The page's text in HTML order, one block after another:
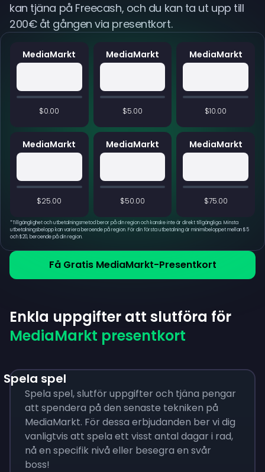
Få Gratis MediaMarkt-Presentkort
MediaMarkt
$0.00
MediaMarkt
$5.00
MediaMarkt
$10.00
MediaMarkt
$25.00
MediaMarkt
$50.00
MediaMarkt
$75.00
*Tillgänglighet och utbetalningsmetod beror på din region och kanske inte är direkt tillgängliga. Minsta
utbetalningsbelopp kan variera beroende på region. För din första utbetalning är minimibeloppet mellan $5
och $20, beroende på din region.
kan tjäna på Freecash, och du kan ta ut upp till
200€ åt gången via presentkort.
Enkla uppgifter att slutföra för
MediaMarkt presentkort
Spela spel
Spela spel, slutför uppgifter och tjäna pengar
att spendera på den senaste tekniken på
MediaMarkt. För dessa erbjudanden ber vi dig
vanligtvis att spela ett visst antal dagar i rad,
nå en specifik nivå eller besegra en svår
boss!